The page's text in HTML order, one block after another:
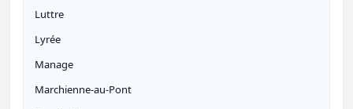
Luttre
Lyrée
Manage
Marchienne-au-Pont